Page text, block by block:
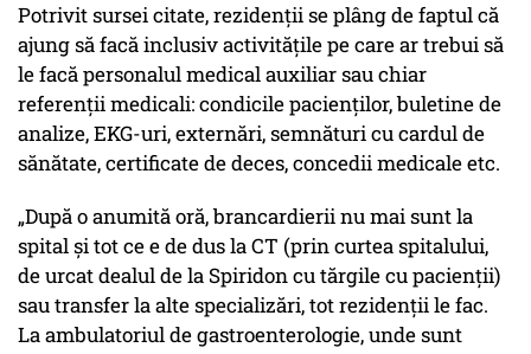
Potrivit sursei citate, rezidenții se plâng de faptul că
ajung să facă inclusiv activitățile pe care ar trebui să
le facă personalul medical auxiliar sau chiar
referenții medicali: condicile pacienților, buletine de
analize, EKG-uri, externări, semnături cu cardul de
sănătate, certificate de deces, concedii medicale etc.
„După o anumită oră, brancardierii nu mai sunt la
spital și tot ce e de dus la CT (prin curtea spitalului,
de urcat dealul de la Spiridon cu tărgile cu pacienții)
sau transfer la alte specializări, tot rezidenții le fac.
La ambulatoriul de gastroenterologie, unde sunt